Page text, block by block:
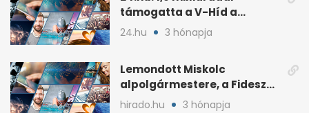
támogatta a V-Híd a
Fideszhez kötött alapítványt
24.hu 3 hónapja
Lemondott Miskolc
alpolgármestere, a Fidesz
áprilisi jelöltje, Hollósy
hirado.hu 3 hónapja